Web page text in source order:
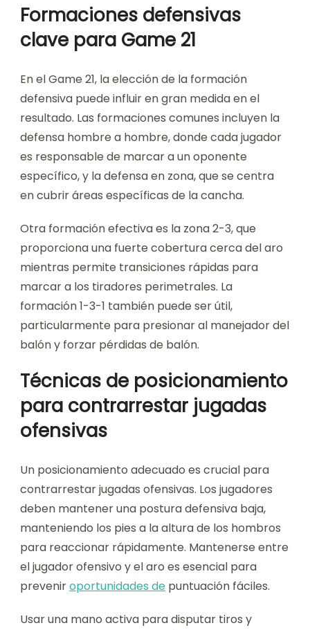
Formaciones defensivas
clave para Game 21
En el Game 21, la elección de la formación
defensiva puede influir en gran medida en el
resultado. Las formaciones comunes incluyen la
defensa hombre a hombre, donde cada jugador
es responsable de marcar a un oponente
específico, y la defensa en zona, que se centra
en cubrir áreas específicas de la cancha.
Otra formación efectiva es la zona 2-3, que
proporciona una fuerte cobertura cerca del aro
mientras permite transiciones rápidas para
marcar a los tiradores perimetrales. La
formación 1-3-1 también puede ser útil,
particularmente para presionar al manejador del
balón y forzar pérdidas de balón.
Técnicas de posicionamiento
para contrarrestar jugadas
ofensivas
Un posicionamiento adecuado es crucial para
contrarrestar jugadas ofensivas. Los jugadores
deben mantener una postura defensiva baja,
manteniendo los pies a la altura de los hombros
para reaccionar rápidamente. Mantenerse entre
el jugador ofensivo y el aro es esencial para
preveniroportunidades de puntuación fáciles.
Usar una mano activa para disputar tiros y